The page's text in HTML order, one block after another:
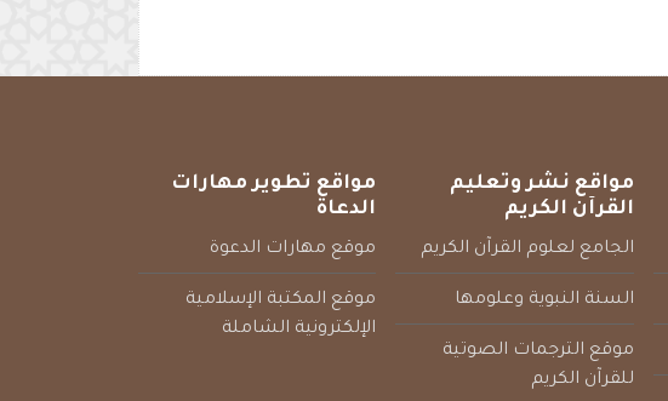
مواقع نشر وتعليم
القرآن الكريم
الجامع لعلوم القرآن الكريم
السنة النبوية وعلومها
موقع الترجمات الصوتية
للقرآن الكريم
مواقع تطوير مهارات
الدعاة
موقع مهارات الدعوة
موقع المكتبة الإسلامية
الإلكترونية الشاملة